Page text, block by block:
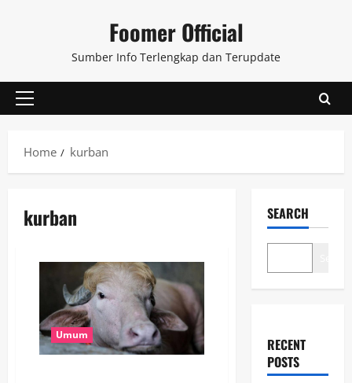
Foomer Official
Sumber Info Terlengkap dan Terupdate
Primary
Home
kurban
kurban
Umum
SEARCH
RECENT
POSTS